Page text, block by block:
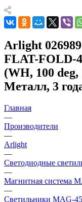
Arlight
FLAT-FOLD-
(WH, 100
Металл, 3
Главная
—
Производители
—
Arlight
—
Светодиодные
—
Магнитная система
—
Светильники MAG-